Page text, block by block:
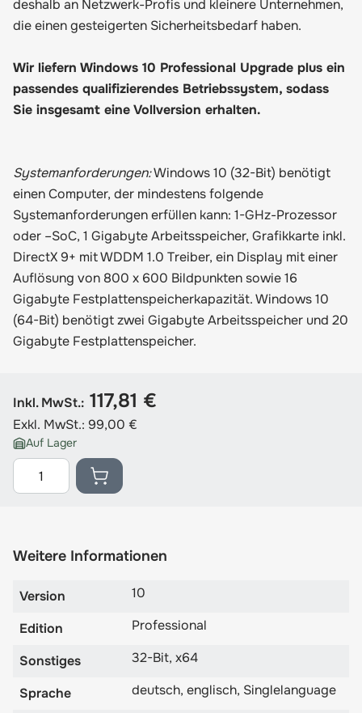
deshalb an Netzwerk-Profis und kleinere Unternehmen,
die einen gesteigerten Sicherheitsbedarf haben.
Wir liefern Windows 10 Professional Upgrade plus ein
passendes qualifizierendes Betriebssystem, sodass
Sie insgesamt eine Vollversion erhalten.
Systemanforderungen:Windows 10 (32-Bit) benötigt
einen Computer, der mindestens folgende
Systemanforderungen erfüllen kann: 1-GHz-Prozessor
oder –SoC, 1 Gigabyte Arbeitsspeicher, Grafikkarte inkl.
DirectX 9+ mit WDDM 1.0 Treiber, ein Display mit einer
Auflösung von 800 x 600 Bildpunkten sowie 16
Gigabyte Festplattenspeicherkapazität. Windows 10
(64-Bit) benötigt zwei Gigabyte Arbeitsspeicher und 20
Gigabyte Festplattenspeicher.
Inkl. MwSt.: 117,81 €
Exkl. MwSt.: 99,00 €
Auf Lager
Menge
Weitere Informationen
Version 10
Edition Professional
Sonstiges 32-Bit, x64
Sprache deutsch, englisch, Singlelanguage